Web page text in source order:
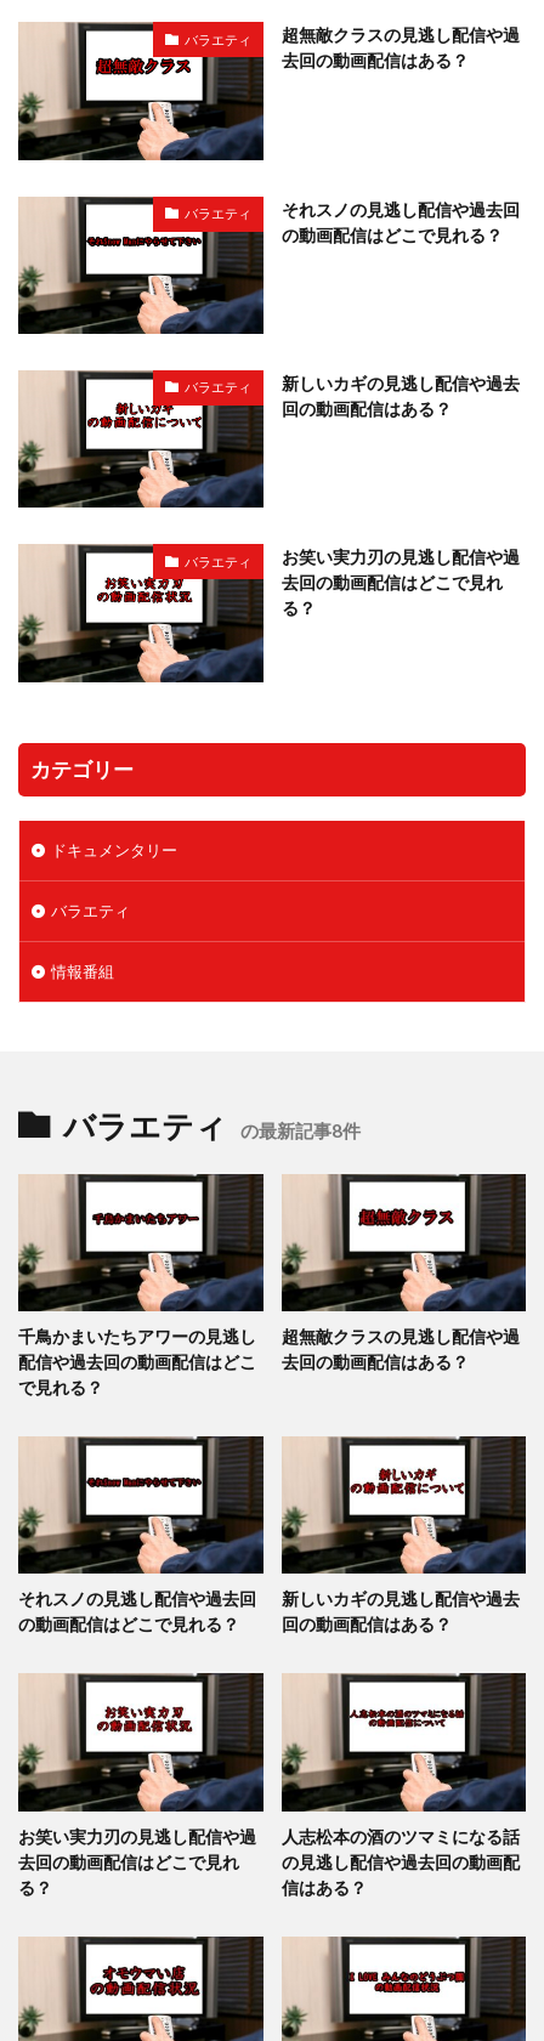
バラエティ
超無敵クラスの見逃し配信や過
去回の動画配信はある？
バラエティ
それスノの見逃し配信や過去回
の動画配信はどこで見れる？
バラエティ
新しいカギの見逃し配信や過去
回の動画配信はある？
バラエティ
お笑い実力刃の見逃し配信や過
去回の動画配信はどこで見れ
る？
カテゴリー
ドキュメンタリー
バラエティ
情報番組
バラエティ の最新記事8件
千鳥かまいたちアワーの見逃し
配信や過去回の動画配信はどこ
で見れる？
超無敵クラスの見逃し配信や過
去回の動画配信はある？
それスノの見逃し配信や過去回
の動画配信はどこで見れる？
新しいカギの見逃し配信や過去
回の動画配信はある？
お笑い実力刃の見逃し配信や過
去回の動画配信はどこで見れ
る？
人志松本の酒のツマミになる話
の見逃し配信や過去回の動画配
信はある？